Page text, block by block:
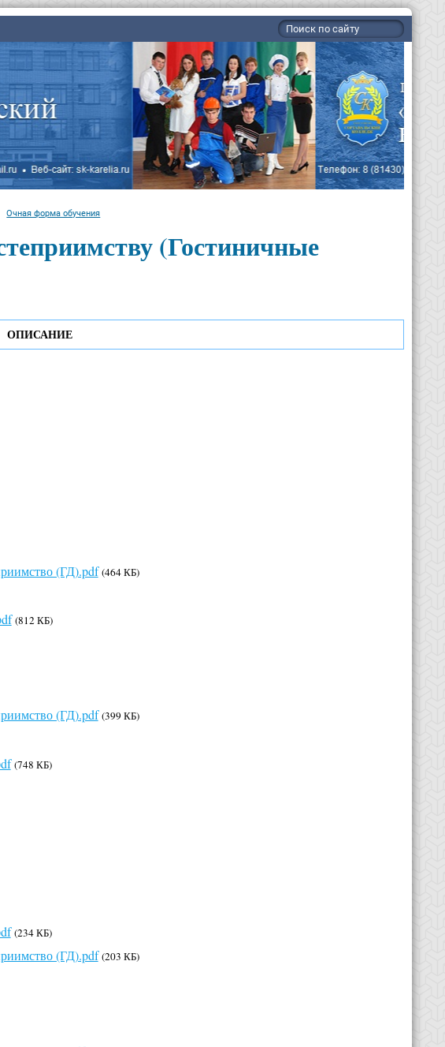
Очная форма обучения
(Гостиничные
ОПИСАНИЕ
(ГД).pdf (464 КБ)
(812 КБ)
(ГД).pdf (399 КБ)
(748 КБ)
(234 КБ)
(ГД).pdf (203 КБ)